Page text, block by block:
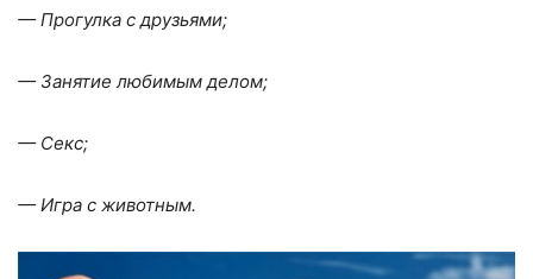
— Прогулка с друзьями;
— Занятие любимым делом;
— Секс;
— Игра с животным.